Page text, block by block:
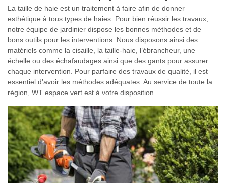
La taille de haie est un traitement à faire afin de donner
esthétique à tous types de haies. Pour bien réussir les travaux,
notre équipe de jardinier dispose les bonnes méthodes et de
bons outils pour les interventions. Nous disposons ainsi des
matériels comme la cisaille, la taille-haie, l’ébrancheur, une
échelle ou des échafaudages ainsi que des gants pour assurer
chaque intervention. Pour parfaire des travaux de qualité, il est
essentiel d’avoir les méthodes adéquates. Au service de toute la
région, WT espace vert est à votre disposition.